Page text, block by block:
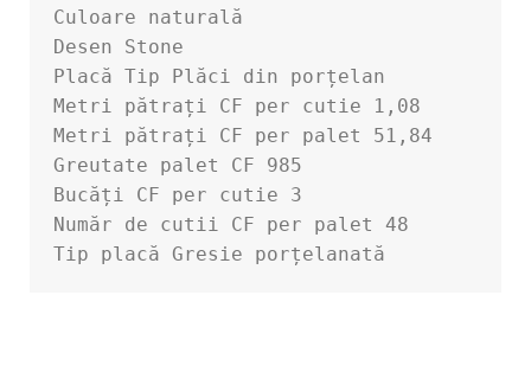
Culoare naturală
Desen Stone
Placă Tip Plăci din porțelan
Metri pătrați CF per cutie 1,08
Metri pătrați CF per palet 51,84
Greutate palet CF 985
Bucăți CF per cutie 3
Număr de cutii CF per palet 48
Tip placă Gresie porțelanată